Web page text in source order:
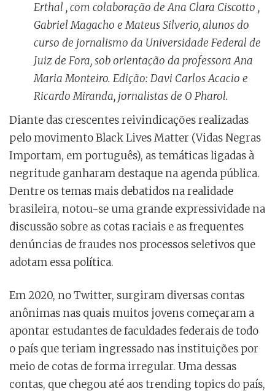
Erthal , com colaboração de Ana Clara Ciscotto ,
Gabriel Magacho e Mateus Silverio, alunos do
curso de jornalismo da Universidade Federal de
Juiz de Fora, sob orientação da professora Ana
Maria Monteiro. Edição: Davi Carlos Acacio e
Ricardo Miranda, jornalistas de O Pharol.
Diante das crescentes reivindicações realizadas
pelo movimento Black Lives Matter (Vidas Negras
Importam, em português), as temáticas ligadas à
negritude ganharam destaque na agenda pública.
Dentre os temas mais debatidos na realidade
brasileira, notou-se uma grande expressividade na
discussão sobre as cotas raciais e as frequentes
denúncias de fraudes nos processos seletivos que
adotam essa política.
Em 2020, no Twitter, surgiram diversas contas
anônimas nas quais muitos jovens começaram a
apontar estudantes de faculdades federais de todo
o país que teriam ingressado nas instituições por
meio de cotas de forma irregular. Uma dessas
contas, que chegou até aos trending topics do país,